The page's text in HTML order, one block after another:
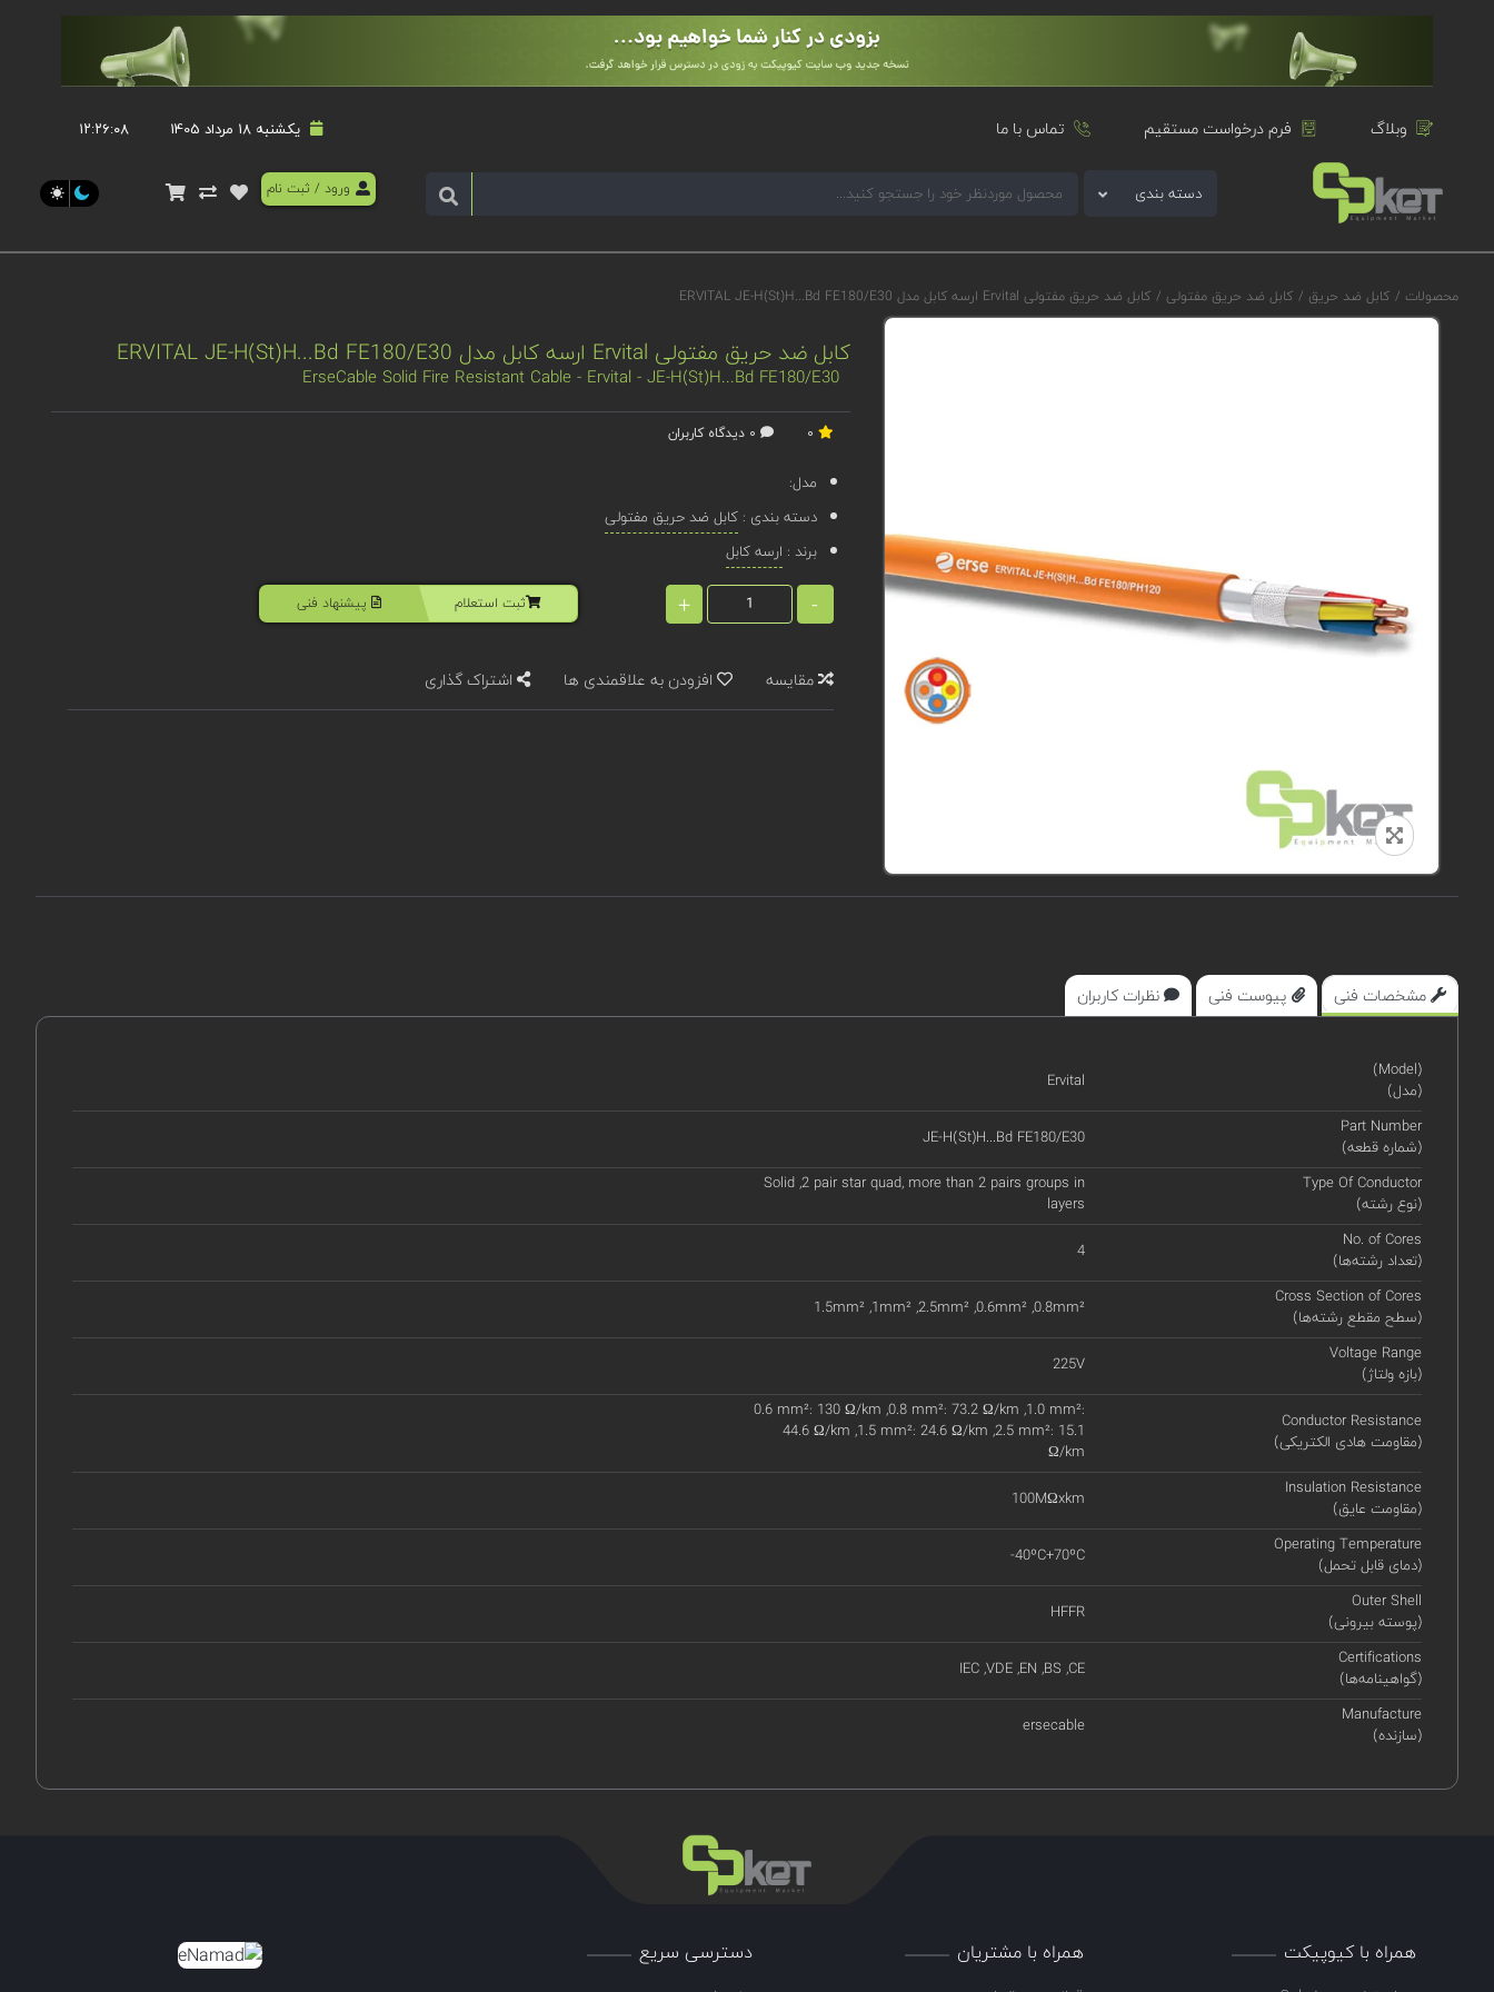
وبلاگ فرم درخواست مستقیم تماس با ما یکشنبه 18 مرداد 1405 ۱۲:۲۶:۰۸
دسته بندی ورود / ثبت نام
محصولات / کابل ضد حریق / کابل ضد حریق مفتولی / کابل ضد حریق مفتولی Ervital ارسه کابل مدل ERVITAL JE-H(St)H...Bd FE180/E30
کابل ضد حریق مفتولی Ervital ارسه کابل مدل ERVITAL JE-H(St)H...Bd FE180/E30
ErseCable Solid Fire Resistant Cable - Ervital - JE-H(St)H...Bd FE180/E30
مدل:
دسته بندی :کابل ضد حریق مفتولی
برند : ارسه کابل
-
+ ثبت استعلام پیشنهاد فنی
مقایسه افزودن به علاقمندی ها اشتراک گذاری
مشخصات فنی پیوست فنی نظرات کاربران
(Model)
(مدل)
Ervital
Part Number
(شماره قطعه)
JE-H(St)H...Bd FE180/E30
Type Of Conductor
(نوع رشته)
Solid ,2 pair star quad, more than 2 pairs groups in
layers
No. of Cores
(‌تعداد رشته‌ها)
4
Cross Section of Cores
(سطح مقطع رشته‌ها)
1.5mm² ,1mm² ,2.5mm² ,0.6mm² ,0.8mm²
Voltage Range
(بازه ولتاژ)
225V
Conductor Resistance
(مقاومت هادی الکتریکی)
0.6 mm²: 130 Ω/km ,0.8 mm²: 73.2 Ω/km ,1.0 mm²:
44.6 Ω/km ,1.5 mm²: 24.6 Ω/km ,2.5 mm²: 15.1
Ω/km
Insulation Resistance
(مقاومت عایق)
100MΩxkm
Operating Temperature
(دمای قابل تحمل)
-40ºC+70ºC
Outer Shell
(پوسته بیرونی)
HFFR
Certifications
(گواهینامه‌ها)
IEC ,VDE ,EN ,BS ,CE
Manufacture
(سازنده)
ersecable
همراه با کیوپیکت همراه با مشتریان دسترسی سریع